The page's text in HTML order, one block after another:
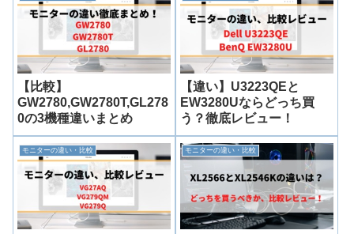
【比較】
GW2780,GW2780T,GL278
0の3機種違いまとめ
【違い】U3223QEと
EW3280Uならどっち買
う？徹底レビュー！
モニターの違い・比較 モニターの違い・比較